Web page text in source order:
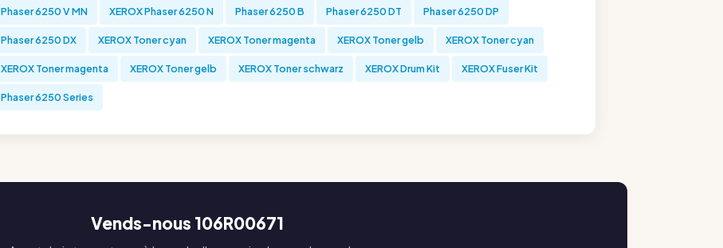
Phaser 6250 V MN XEROX Phaser 6250 N Phaser 6250 B Phaser 6250 DT Phaser 6250 DP
Phaser 6250 DX XEROX Toner cyan XEROX Toner magenta XEROX Toner gelb XEROX Toner cyan
XEROX Toner magenta XEROX Toner gelb XEROX Toner schwarz XEROX Drum Kit XEROX Fuser Kit
Phaser 6250 Series
Vends-nous 106R00671